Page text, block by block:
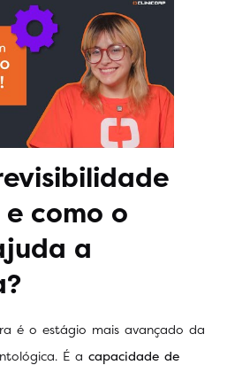
como o
a
é o estágio mais avançado da
É a capacidade de